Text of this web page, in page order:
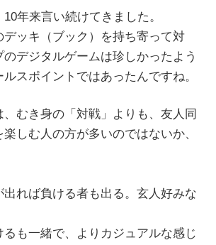
年来言い続けてきました。
デッキ（ブック）を持ち寄って対
デジタルゲームは珍しかったよう
スポイントではあったんですね。
、むき身の「対戦」よりも、友人同
しむ人の方が多いのではないか、
れば負ける者も出る。玄人好みな
も一緒で、よりカジュアルな感じ